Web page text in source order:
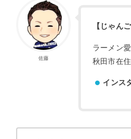
佐藤
【じゃん
ラーメン
秋田市在
インス